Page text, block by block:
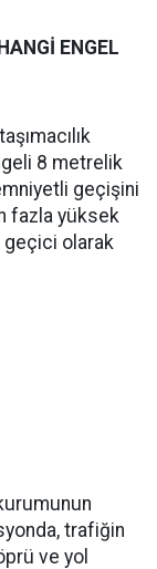
ENGEL
8 metrelik
geçişini
fazla yüksek
geçici olarak
trafiğin
ve yol